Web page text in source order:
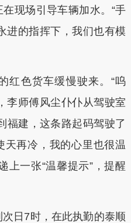
现场引导车辆加水。“手
的指挥下，我们也有模
色货车缓慢驶来。“呜
师傅风尘仆仆从驾驶室
福建，这条路起码驾驶了
天再冷，我的心里也很温
上一张“温馨提示”，提醒
日7时，在此执勤的泰顺